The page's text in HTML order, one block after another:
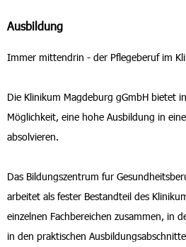
Ausbildung
Immer mittendrin - der Pflegeberuf im
Die Klinikum Magdeburg gGmbH bietet
Möglichkeit, eine hohe Ausbildung in
absolvieren.
Das Bildungszentrum fur
arbeitet als fester Bestandteil des
einzelnen Fachbereichen zusammen, in
in den praktischen